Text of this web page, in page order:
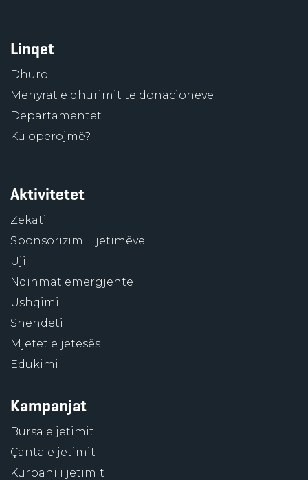
Linqet
Dhuro
Mënyrat e dhurimit të donacioneve
Departamentet
Ku operojmë?
Aktivitetet
Zekati
Sponsorizimi i jetimëve
Uji
Ndihmat emergjente
Ushqimi
Shëndeti
Mjetet e jetesës
Edukimi
Kampanjat
Bursa e jetimit
Çanta e jetimit
Kurbani i jetimit